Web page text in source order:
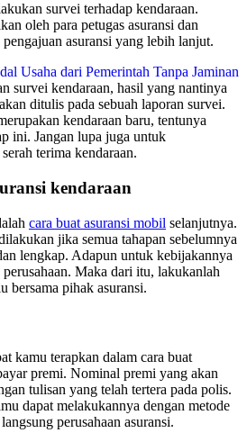
survei terhadap kendaraan.
oleh para petugas asuransi dan
asuransi yang lebih lanjut.
Usaha dari Pemerintah Tanpa Jaminan
survei kendaraan, hasil yang nantinya
ditulis pada sebuah laporan survei.
kendaraan baru, tentunya
ini. Jangan lupa juga untuk
terima kendaraan.
kendaraan
cara buat asuransi mobil selanjutnya.
jika semua tahapan sebelumnya
lengkap. Adapun untuk kebijakannya
Maka dari itu, lakukanlah
bersama pihak asuransi.
kamu terapkan dalam cara buat
premi. Nominal premi yang akan
tulisan yang telah tertera pada polis.
dapat melakukannya dengan metode
perusahaan asuransi.